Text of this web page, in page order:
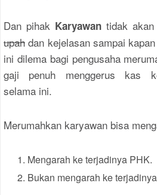
Dan pihak Karyawan tidak
upah dan kejelasan sampai
ini dilema bagi pengusaha
gaji penuh menggerus kas
selama ini.
Merumahkan karyawan bisa
Mengarah ke terjadinya PHK.
Bukan mengarah ke